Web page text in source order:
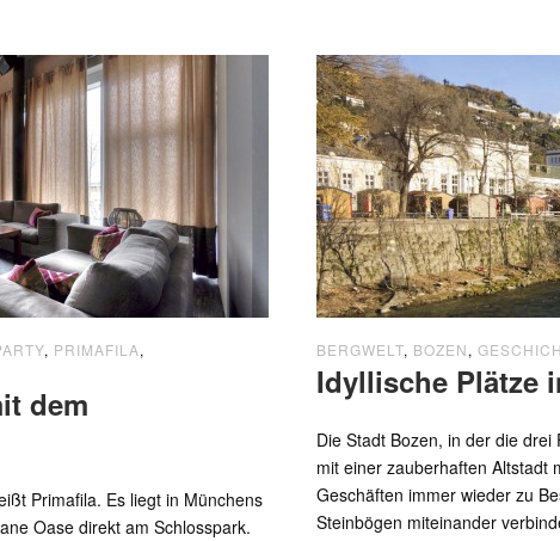
, PRIMAFILA,
dem
Primafila. Es liegt in Münchens
Oase direkt am Schlosspark.
BERGWELT, BOZEN,
Idyllische Plätze
Die Stadt Bozen, in der die
mit einer zauberhaften Altstadt
Geschäften immer wieder zu
Steinbögen miteinander